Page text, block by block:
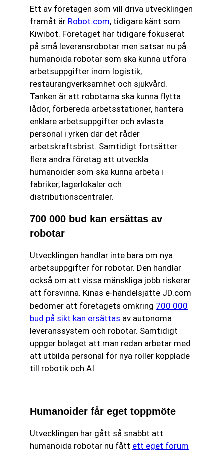
Ett av företagen som vill driva utvecklingen
framåt är Robot.com, tidigare känt som
Kiwibot. Företaget har tidigare fokuserat
på små leveransrobotar men satsar nu på
humanoida robotar som ska kunna utföra
arbetsuppgifter inom logistik,
restaurangverksamhet och sjukvård.
Tanken är att robotarna ska kunna flytta
lådor, förbereda arbetsstationer, hantera
enklare arbetsuppgifter och avlasta
personal i yrken där det råder
arbetskraftsbrist. Samtidigt fortsätter
flera andra företag att utveckla
humanoider som ska kunna arbeta i
fabriker, lagerlokaler och
distributionscentraler.
700 000 bud kan ersättas av
robotar
Utvecklingen handlar inte bara om nya
arbetsuppgifter för robotar. Den handlar
också om att vissa mänskliga jobb riskerar
att försvinna. Kinas e-handelsjätte JD.com
bedömer att företagets omkring 700 000
bud på sikt kan ersättas av autonoma
leveranssystem och robotar. Samtidigt
uppger bolaget att man redan arbetar med
att utbilda personal för nya roller kopplade
till robotik och AI.
Humanoider får eget toppmöte
Utvecklingen har gått så snabbt att
humanoida robotar nu fått ett eget forum